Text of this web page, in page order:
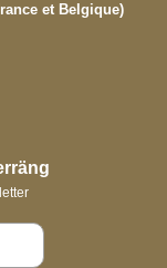
et Belgique)